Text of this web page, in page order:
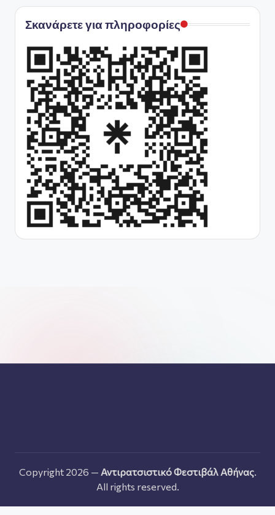
Σκανάρετε για πληροφορίες
Copyright 2026 — Αντιρατσιστικό Φεστιβάλ Αθήνας.
All rights reserved.